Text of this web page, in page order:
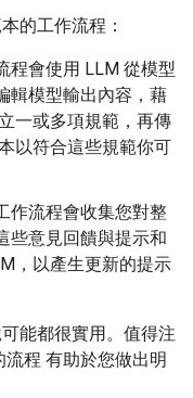
的工作流程：
程會使用 LLM 從模型
輯模型輸出內容，藉
一或多項規範，再傳
以符合這些規範你可
作流程會收集您對整
些意見回饋與提示和
，以產生更新的提示
能都很實用。值得注
程 有助於您做出明